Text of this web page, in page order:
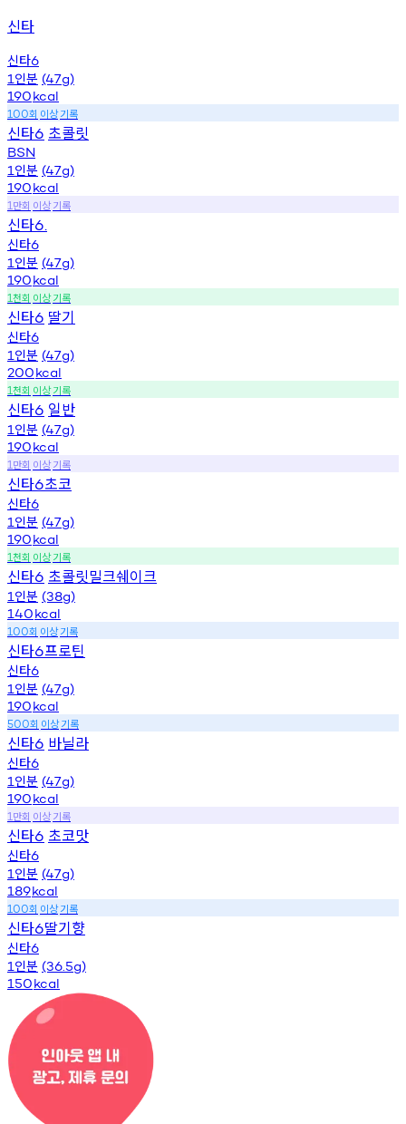
신타
신타6
1 인분 (47g)
190kcal
100회 이상기록
신타6 초콜릿
BSN
1 인분 (47g)
190kcal
1 만회 이상기록
신타6.
신타6
1 인분 (47g)
190kcal
1천회 이상기록
신타6 딸기
신타6
1 인분 (47g)
200kcal
1천회 이상기록
신타6 일반
1 인분 (47g)
190kcal
1 만회 이상기록
신타6초코
신타6
1 인분 (47g)
190kcal
1천회 이상기록
신타6 초콜릿밀크쉐이크
1 인분 (38g)
140kcal
100회 이상기록
신타6프로틴
신타6
1 인분 (47g)
190kcal
500회 이상기록
신타6 바닐라
신타6
1 인분 (47g)
190kcal
1 만회 이상기록
신타6 초코맛
신타6
1 인분 (47g)
189kcal
100회 이상기록
신타6딸기향
신타6
1 인분 (36.5g)
150kcal